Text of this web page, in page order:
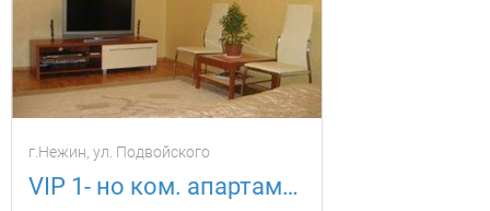
г.Нежин, ул. Подвойского
VIP 1- но ком. апартаменты центр Нежин